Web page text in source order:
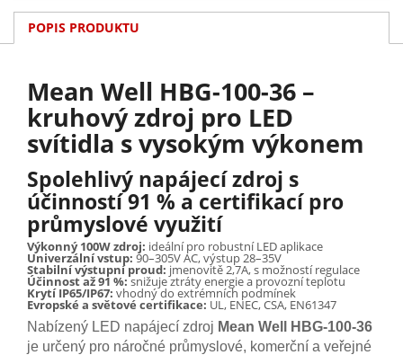
POPIS PRODUKTU
Mean Well HBG-100-36 –
kruhový zdroj pro LED
svítidla s vysokým výkonem
Spolehlivý napájecí zdroj s
účinností 91 % a certifikací pro
průmyslové využití
Výkonný 100W zdroj: ideální pro robustní LED aplikace
Univerzální vstup: 90–305V AC, výstup 28–35V
Stabilní výstupní proud: jmenovitě 2,7A, s možností regulace
Účinnost až 91 %:snižuje ztráty energie a provozní teplotu
Krytí IP65/IP67: vhodný do extrémních podmínek
Evropské a světové certifikace: UL, ENEC, CSA, EN61347
Nabízený LED napájecí zdroj Mean Well HBG-100-36
je určený pro náročné průmyslové, komerční a veřejné